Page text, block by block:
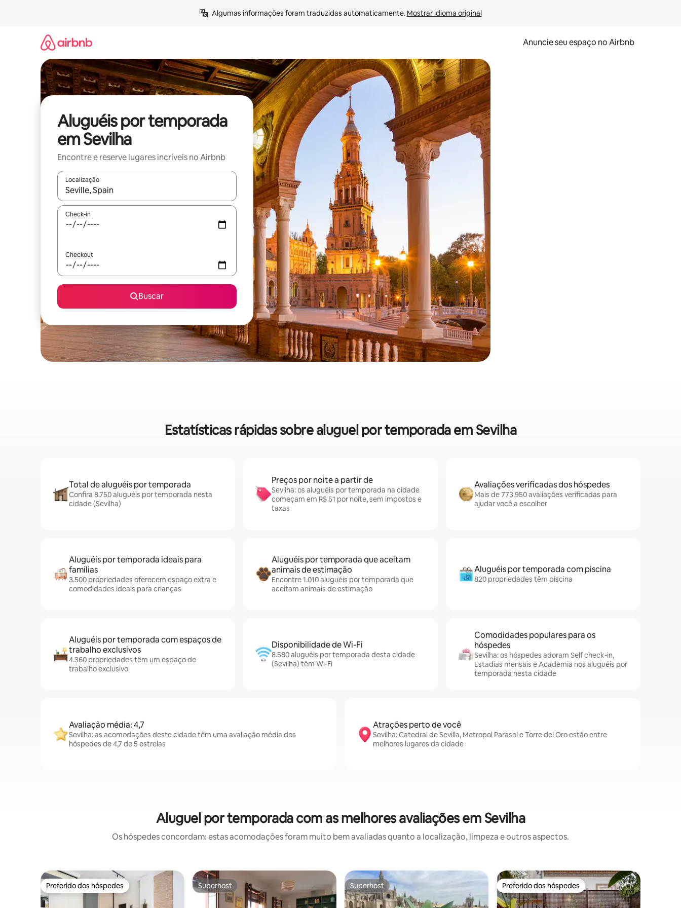
Algumas informações foram traduzidas automaticamente. Mostrar idioma original
Anuncie seu espaço no Airbnb
Aluguéis por temporada
em Sevilha
Encontre e reserve lugares incríveis no Airbnb
Localização
Quando os resultados estiverem disponíveis, explore-os usando as seta para cima e para baixo do teclado ou tocando e deslizando o dedo na tela.
Check-in
Checkout
Buscar
Estatísticas rápidas sobre aluguel por temporada em Sevilha
Total de aluguéis por temporada
Confira 8.750 aluguéis por temporada nesta
cidade (Sevilha)
Preços por noite a partir de
Sevilha: os aluguéis por temporada na cidade
começam em R$ 51 por noite, sem impostos e
taxas
Avaliações verificadas dos hóspedes
Mais de 773.950 avaliações verificadas para
ajudar você a escolher
Aluguéis por temporada ideais para
famílias
3.500 propriedades oferecem espaço extra e
comodidades ideais para crianças
Aluguéis por temporada que aceitam
animais de estimação
Encontre 1.010 aluguéis por temporada que
aceitam animais de estimação
Aluguéis por temporada com piscina
820 propriedades têm piscina
Aluguéis por temporada com espaços de
trabalho exclusivos
4.360 propriedades têm um espaço de
trabalho exclusivo
Disponibilidade de Wi-Fi
8.580 aluguéis por temporada desta cidade
(Sevilha) têm Wi-Fi
Comodidades populares para os
hóspedes
Sevilha: os hóspedes adoram Self check-in,
Estadias mensais e Academia nos aluguéis por
temporada nesta cidade
Avaliação média: 4,7
Sevilha: as acomodações deste cidade têm uma avaliação média dos
hóspedes de 4,7 de 5 estrelas
Atrações perto de você
Sevilha: Catedral de Sevilla, Metropol Parasol e Torre del Oro estão entre
melhores lugares da cidade
Aluguel por temporada com as melhores avaliações em Sevilha
Os hóspedes concordam: estas acomodações foram muito bem avaliadas quanto a localização, limpeza e outros aspectos.
Preferido dos hóspedes
Preferido dos hóspedes Superhost
Superhost Superhost
Superhost Preferido dos hóspedes
Preferido dos hóspedes